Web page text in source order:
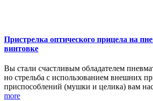
Пристрелка оптического прицела на
винтовке
Вы стали счастливым обладателем
но стрельба с использованием внешних
приспособлений (мушки и целика) вам
more